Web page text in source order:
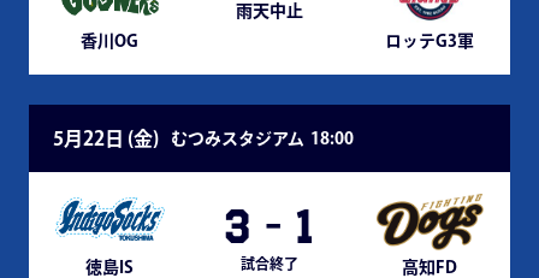
香川OG
雨天中止
ロッテG3軍
5月22日 (金) むつみスタジアム 18:00
徳島IS
3 - 1
試合終了 高知FD